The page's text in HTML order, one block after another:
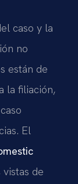
caso y la
no
están de
la filiación,
El
de